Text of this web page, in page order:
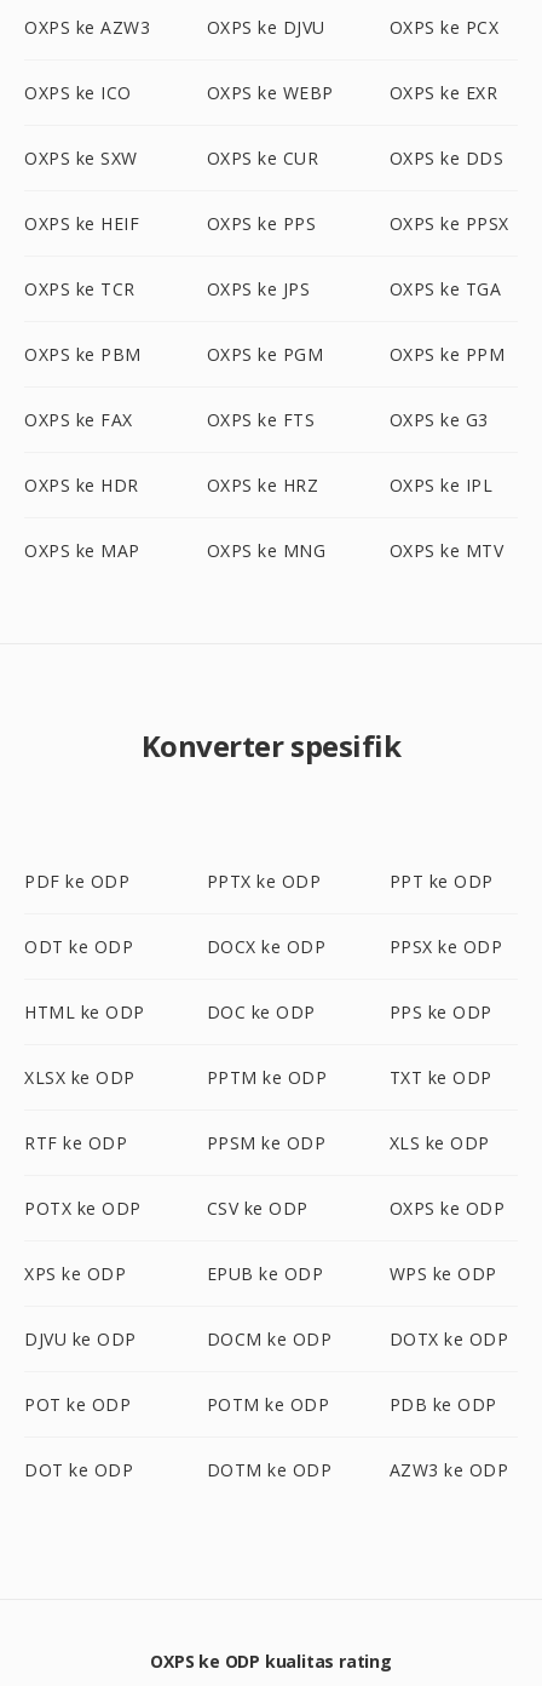
OXPS ke AZW3 OXPS ke DJVU OXPS ke PCX
OXPS ke ICO OXPS ke WEBP OXPS ke EXR
OXPS ke SXW OXPS ke CUR OXPS ke DDS
OXPS ke HEIF OXPS ke PPS OXPS ke PPSX
OXPS ke TCR OXPS ke JPS OXPS ke TGA
OXPS ke PBM OXPS ke PGM OXPS ke PPM
OXPS ke FAX OXPS ke FTS OXPS ke G3
OXPS ke HDR OXPS ke HRZ OXPS ke IPL
OXPS ke MAP OXPS ke MNG OXPS ke MTV
Konverter spesifik
PDF ke ODP PPTX ke ODP PPT ke ODP
ODT ke ODP DOCX ke ODP PPSX ke ODP
HTML ke ODP DOC ke ODP PPS ke ODP
XLSX ke ODP PPTM ke ODP TXT ke ODP
RTF ke ODP PPSM ke ODP XLS ke ODP
POTX ke ODP CSV ke ODP OXPS ke ODP
XPS ke ODP EPUB ke ODP WPS ke ODP
DJVU ke ODP DOCM ke ODP DOTX ke ODP
POT ke ODP POTM ke ODP PDB ke ODP
DOT ke ODP DOTM ke ODP AZW3 ke ODP
OXPS ke ODP kualitas rating